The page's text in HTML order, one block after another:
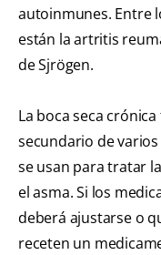
autoinmunes. Entre
están la artritis
de Sjrögen.
La boca seca
secundario de
se usan para tratar
el asma. Si los
deberá ajustarse o
receten un